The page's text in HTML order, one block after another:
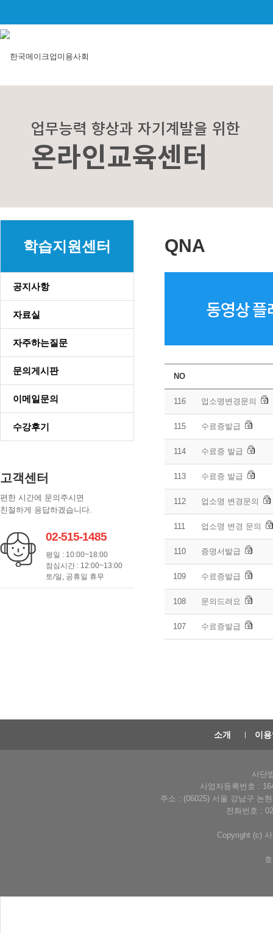
학습지원센터
공지사항
자료실
자주하는질문
문의게시판
이메일문의
수강후기
고객센터
편한 시간에 문의주시면
친절하게 응답하겠습니다.
02-515-1485
평일 : 10:00~18:00
점심시간 : 12:00~13:00
토/일, 공휴일 휴무
QNA
NO
116 업소명변경문의
115 수료증발급
114 수료증 발급
113 수료증 발급
112 업소명 변경문의
111 업소명 변경 문의
110 증명서발급
109 수료증발급
108 문의드려요
107 수료증발급
소개 이
사단
사업자등록번호 :
주소 : (06025) 서울 강남구 논
전화번호 :
Copyright (c)